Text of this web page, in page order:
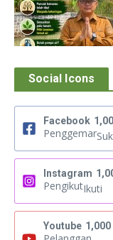
Social Icons
Facebook
Penggemar
Instagram
PengikutIkuti
Youtube 1,000